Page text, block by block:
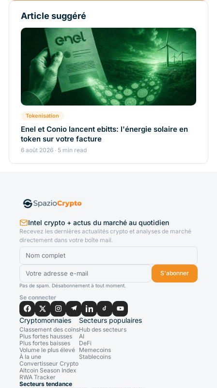
Article suggéré
Tokenisation
Enel et Conio lancent ebitts: l'énergie solaire en
token sur votre facture
6 août 2026 · 5 min read
Intel crypto + actus du marché au quotidien
Recevez les dernières actualités crypto et analyses de marché
directement dans votre boîte mail.
S'abonner
Pas de spam. Désabonnement à tout moment.
Se connecter
Cryptomonnaies
Classement des coins
Plus fortes hausses
Plus fortes baisses
Volume le plus élevé
À la une
Convertisseur Crypto
Altcoin Season Index
RWA Tracker
Secteurs populaires
Hub des secteurs
AI
DeFi
Memecoins
Stablecoins
Secteurs tendance